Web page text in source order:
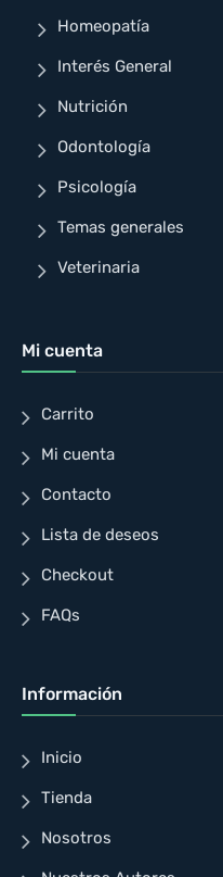
Homeopatía
Interés General
Nutrición
Odontología
Psicología
Temas generales
Veterinaria
Mi cuenta
Carrito
Mi cuenta
Contacto
Lista de deseos
Checkout
FAQs
Información
Inicio
Tienda
Nosotros